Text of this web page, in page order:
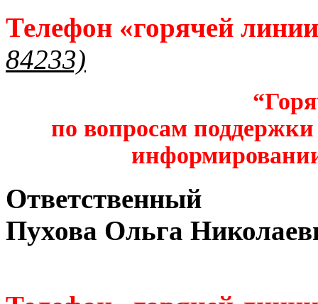
Телефон «горячей
84233)
по вопросам поддержки
Ответственный
Пухова Ольга